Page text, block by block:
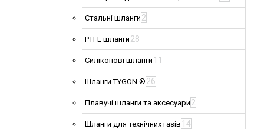
Стальні шланги 2
PTFE шланги 28
Силіконові шланги 11
Шланги TYGON ® 26
Плавучі шланги та аксесуари 2
Шланги для технічних газів 14